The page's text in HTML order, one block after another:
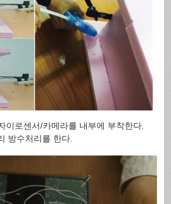
이로센서/카메라를 내부에 부착한다.
방수처리를 한다.